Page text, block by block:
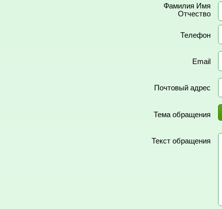
Фамилия Имя
Отчество
Телефон
Email
Почтовый адрес
Тема обращения
Текст обращения